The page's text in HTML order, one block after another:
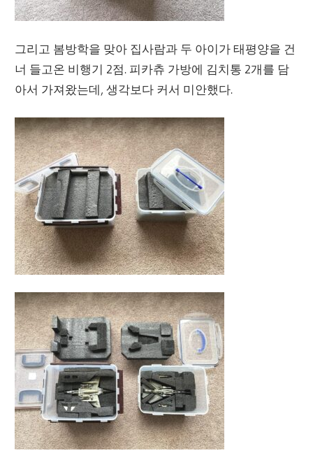
그리고 봄방학을 맞아 집사람과 두 아이가 태평양을 건
너 들고온 비행기 2점. 피카츄 가방에 김치통 2개를 담
아서 가져왔는데, 생각보다 커서 미안했다.